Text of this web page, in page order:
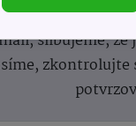
a buďte v
slibujeme,
zkontrolujte